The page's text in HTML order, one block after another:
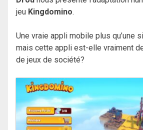
jeu Kingdomino.
Une vraie appli mobile plus qu’une
mais cette appli est-elle vraiment
de jeux de société?